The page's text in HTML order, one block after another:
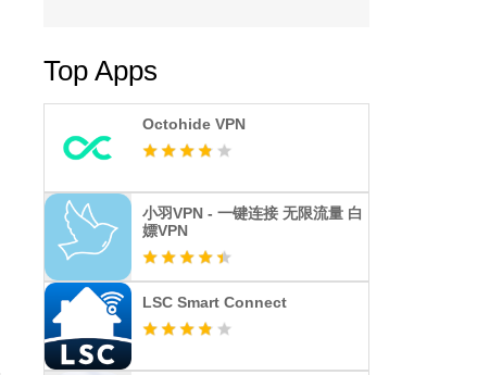
Top Apps
Octohide VPN
小羽VPN - 一键连接 无限流量 白
嫖VPN
LSC Smart Connect